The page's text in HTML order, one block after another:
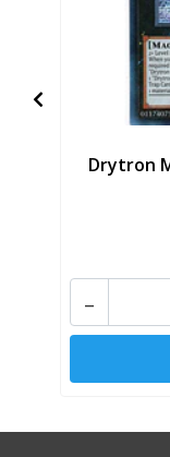
Drytron
-